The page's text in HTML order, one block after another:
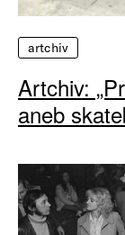
artchiv
Artchiv:
aneb